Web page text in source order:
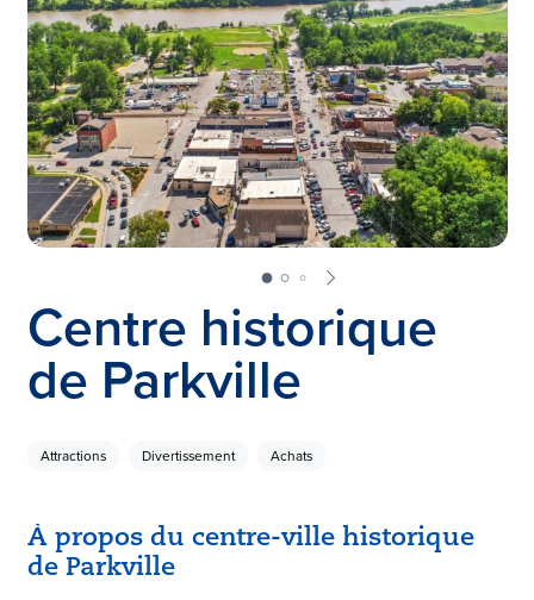
Centre historique
de Parkville
Attractions Divertissement Achats
À propos du centre-ville historique
de Parkville